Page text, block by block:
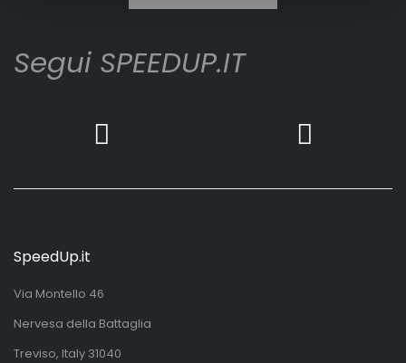
Segui SPEEDUP.IT
SpeedUp.it
Via Montello 46
Nervesa della Battaglia
Treviso, Italy 31040